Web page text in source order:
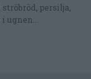
persilja,
ugnen...